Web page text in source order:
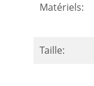
Matériels:
Taille: